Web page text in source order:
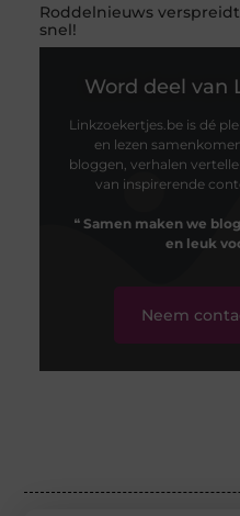
Roddelnieuws
snel!
Word deel van
Linkzoekertjes.be is dé
en lezen
bloggen, verhalen
van inspirerende
❝ Samen maken we
en leuk
Neem